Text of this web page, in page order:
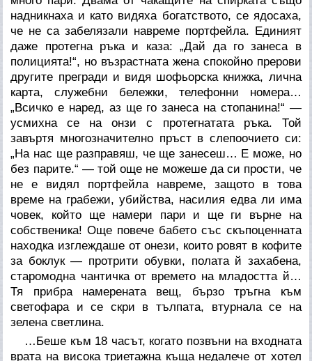
надникнаха и като видяха богатството, се ядосаха,
че не са забелязали навреме портфейла. Единият
даже протегна ръка и каза: „Дай да го занеса в
полицията!“, но възрастната жена спокойно прерови
другите прегради и видя шофьорска книжка, лична
карта, служебни бележки, телефонни номера…
„Всичко е наред, аз ще го занеса на стопанина!“ —
усмихна се на онзи с протегнатата ръка. Той
завъртя многозначително пръст в слепоочието си:
„На нас ще разправяш, че ще занесеш… Е може, но
без парите.“ — той още не можеше да си прости, че
не е видял портфейла навреме, защото в това
време на грабежи, убийства, насилия едва ли има
човек, който ще намери пари и ще ги върне на
собственика! Още повече бабето със скъпоценната
находка изглеждаше от онези, които ровят в кофите
за боклук — протрити обувки, полата й захабена,
старомодна чантичка от времето на младостта й…
Тя прибра намерената вещ, бързо тръгна към
светофара и се скри в тълпата, втурнала се на
зелена светлина.
…Беше към 18 часът, когато позвъни на входната
врата на висока триетажна къща недалече от хотел